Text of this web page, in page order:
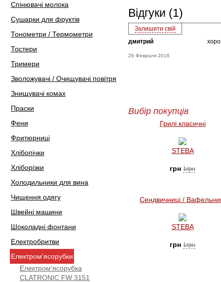
Спінювачі молока
Сушарки для фруктів
Тонометри / Термометри
Тостери
Тримери
Зволожувачі / Очищувачі повітря
Знищувачі комах
Праски
Фени
Фритюрниці
Хлібопічки
Хліборізки
Холодильники для вина
Чищення одягу
Швейні машини
Шоколадні фонтани
Електробритви
Електром'ясорубки
Електром'ясорубка
CLATRONIC FW 3151
Відгуки (1)
Залишити свій
дмитрий
26 Февраля 2016
Вибір покупців
Грилі класичні
STEBA
грн 1грн
Сендвичниці /
STEBA
грн 1грн